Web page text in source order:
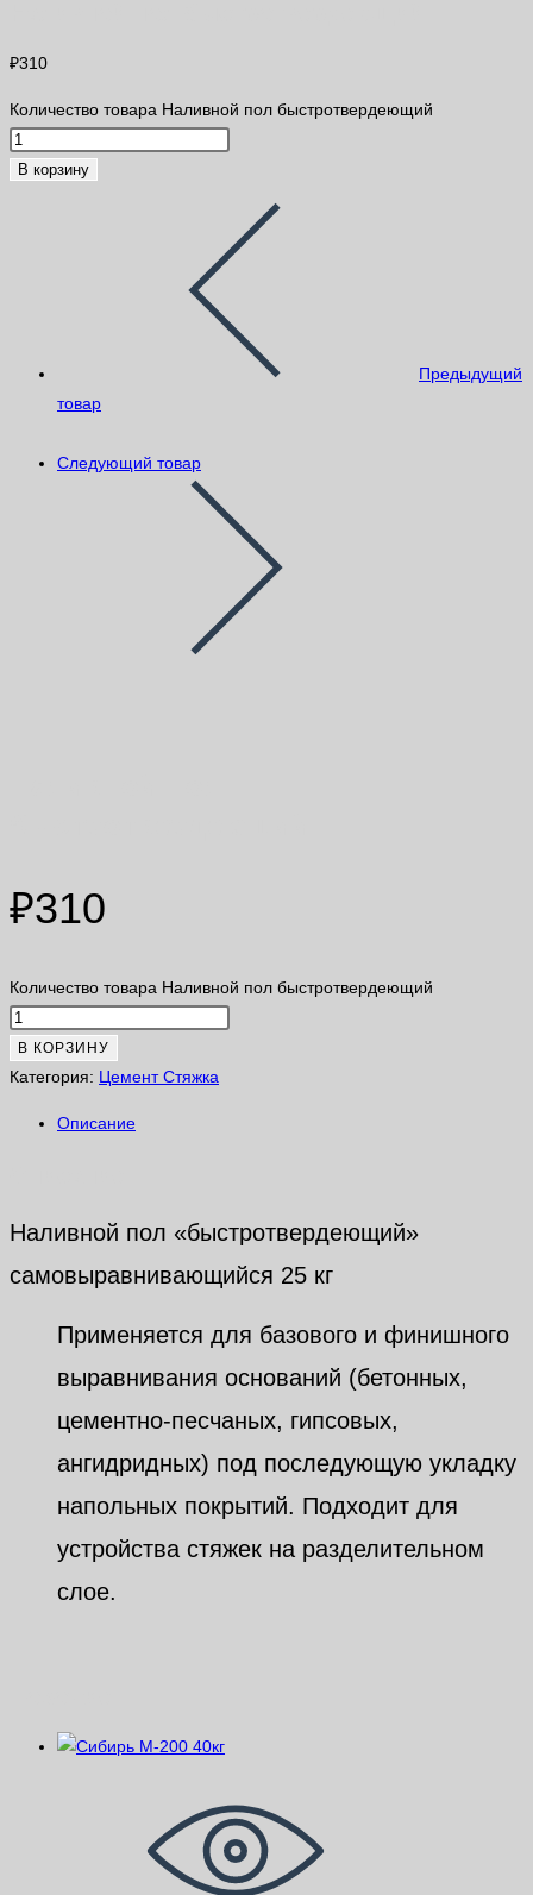
₽310
Количество товара Наливной пол быстротвердеющий
В корзину
Предыдущий
товар
Следующий товар
₽310
Количество товара Наливной пол быстротвердеющий
В КОРЗИНУ
Категория: Цемент Стяжка
Описание
Наливной пол «быстротвердеющий»
самовыравнивающийся 25 кг
Применяется для базового и финишного
выравнивания оснований (бетонных,
цементно-песчаных, гипсовых,
ангидридных) под последующую укладку
напольных покрытий. Подходит для
устройства стяжек на разделительном
слое.